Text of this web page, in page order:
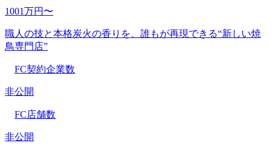
1001万円〜
職人の技と本格炭火の香りを、誰もが再現できる“新しい焼
鳥専門店”
FC契約企業数
非公開
FC店舗数
非公開